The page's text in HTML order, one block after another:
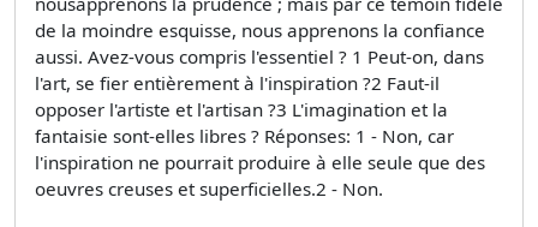
de la moindre esquisse, nous apprenons la confiance
aussi. Avez-vous compris l'essentiel ? 1 Peut-on, dans
l'art, se fier entièrement à l'inspiration ?2 Faut-il
opposer l'artiste et l'artisan ?3 L'imagination et la
fantaisie sont-elles libres ? Réponses: 1 - Non, car
l'inspiration ne pourrait produire à elle seule que des
oeuvres creuses et superficielles.2 - Non.